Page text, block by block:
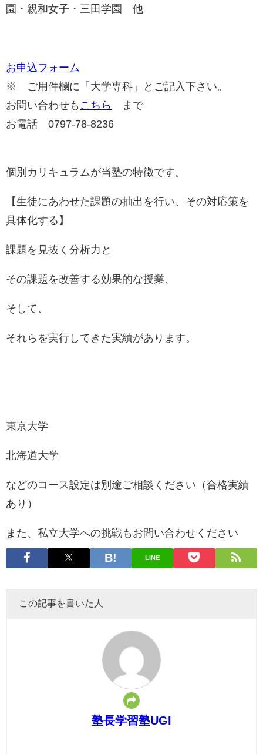
園・親和女子・三田学園 他
お申込フォーム
※ ご用件欄に「大学専科」とご記入下さい。
お問い合わせも こちら
まで
お電話 0797-78-8236
個別カリキュラムが当塾の特徴です。
【生徒にあわせた課題の抽出を行い、その対応策を
具体化する】
課題を見抜く分析力と
その課題を改善する効果的な授業、
そして、
それらを実行してきた実績があります。
東京大学
北海道大学
などのコース設定は別途ご相談ください（合格実績
あり）
また、私立大学への挑戦もお問い合わせください
LINE
この記事を書いた人
塾長学習塾UGI